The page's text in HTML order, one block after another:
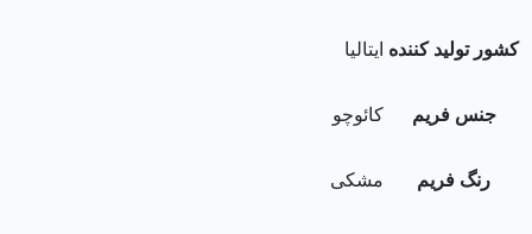
کشور تولید کننده ایتالیا
جنس فریم کائوچو
رنگ فریم مشکی